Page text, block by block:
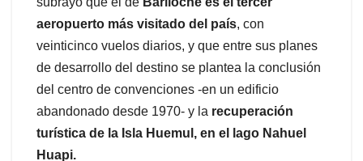
aeropuerto más visitado del país, con
veinticinco vuelos diarios, y que entre sus planes
de desarrollo del destino se plantea la conclusión
del centro de convenciones -en un edificio
abandonado desde 1970- y la recuperación
turística de la Isla Huemul, en el lago Nahuel
Huapi.